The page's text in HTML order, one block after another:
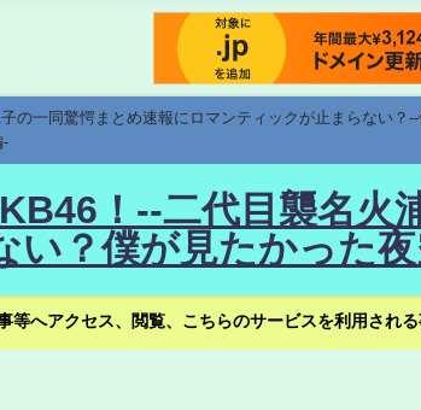
の一同驚愕まとめ速報にロマンティックが止まらない
-
！--二代目襲名火
い？僕が見たかった
等へアクセス、閲覧、こちらのサービスを利用され